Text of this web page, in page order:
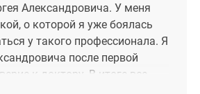
Александровича. У меня
о которой я уже боялась
у такого профессионала. Я
после первой
к доктору. В итоге все
красками. Такой восторг я